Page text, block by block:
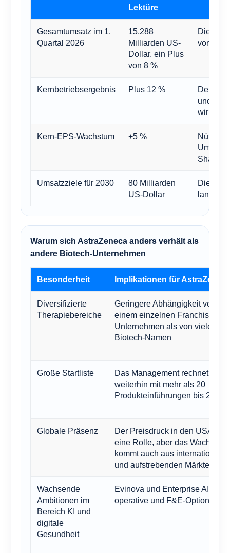
Lektüre
Gesamtumsatz im 1.
Quartal 2026
15,288
Milliarden US-
Dollar, ein Plus
von 8 %
Dies
von
Kernbetriebsergebnis Plus 12 %
Deutet
und
wirken.
Kern-EPS-Wachstum +5 %
Umsatzziele für 2030
80 Milliarden
US-Dollar
Dient
Warum sich AstraZeneca anders verhält als
andere Biotech-Unternehmen
Besonderheit Implikationen für
Diversifizierte
Therapiebereiche
Geringere Abhängigkeit von
einem einzelnen Franchise-
Unternehmen als von vielen
Biotech-Namen
Große Startliste
Das Management rechnet
weiterhin mit mehr als 20
Produkteinführungen bis 2030.
Globale Präsenz
Der Preisdruck in den USA
eine Rolle, aber das Wachstum
kommt auch aus internationalen
und aufstrebenden Märkten.
Wachsende
Ambitionen im
Bereich KI und
digitale
Gesundheit
Evinova und Enterprise AI
operative und F&E-Optionen